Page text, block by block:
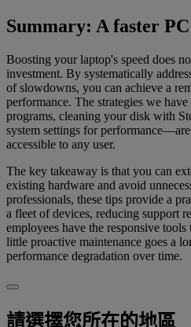
Summary: A faster
Boosting your laptop's speed does
investment. By systematically
of slowdowns, you can achieve a
performance. The strategies we
programs, cleaning your disk with
system settings for
accessible to any user.
The key takeaway is that you can
existing hardware and avoid
professionals, these tips provide a
a fleet of devices, reducing support
employees have the responsive
little proactive maintenance goes a
performance degradation over time.
請選擇您所在的地區